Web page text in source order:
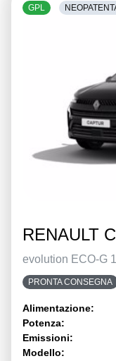
GPL
RENAULT
evolution ECO-G
PRONTA CONSEGNA
Alimentazione:
Potenza:
Emissioni:
Modello: